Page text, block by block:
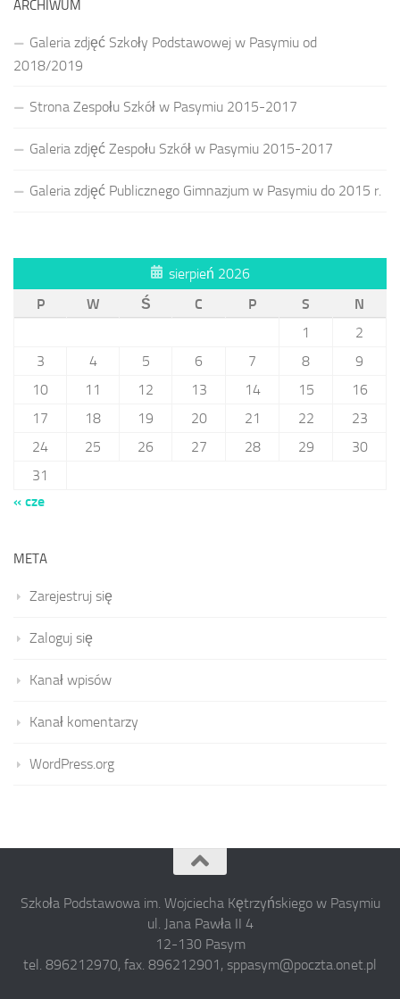
ARCHIWUM
Galeria zdjęć Szkoły Podstawowej w Pasymiu od
2018/2019
Strona Zespołu Szkół w Pasymiu 2015-2017
Galeria zdjęć Zespołu Szkół w Pasymiu 2015-2017
Galeria zdjęć Publicznego Gimnazjum w Pasymiu do 2015 r.
sierpień 2026
P
W Ś C P S
N
1
2
3
4 5 6 7 8
9
10
11 12 13 14 15
16
17
18 19 20 21 22
23
24
25 26 27 28 29
30
31
« cze
META
Zarejestruj się
Zaloguj się
Kanał wpisów
Kanał komentarzy
WordPress.org
Szkoła Podstawowa im. Wojciecha Kętrzyńskiego w Pasymiu
ul. Jana Pawła II 4
12-130 Pasym
tel. 896212970, fax. 896212901, sppasym@poczta.onet.pl